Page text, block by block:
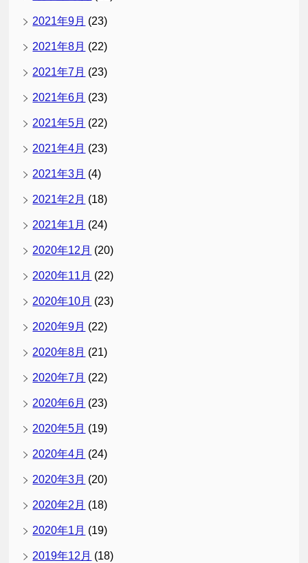
2021年9月 (23)
2021年8月 (22)
2021年7月 (23)
2021年6月 (23)
2021年5月 (22)
2021年4月 (23)
2021年3月 (4)
2021年2月 (18)
2021年1月 (24)
2020年12月 (20)
2020年11月 (22)
2020年10月 (23)
2020年9月 (22)
2020年8月 (21)
2020年7月 (22)
2020年6月 (23)
2020年5月 (19)
2020年4月 (24)
2020年3月 (20)
2020年2月 (18)
2020年1月 (19)
2019年12月 (18)